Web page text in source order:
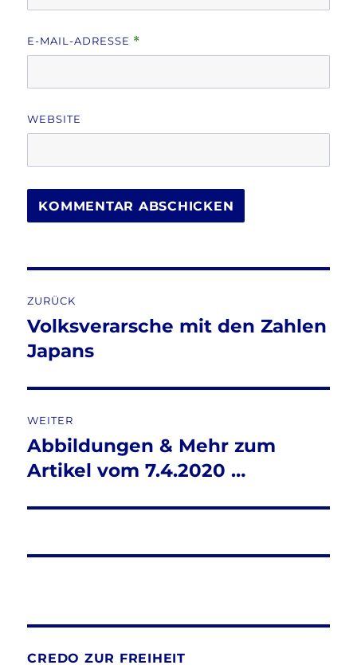
E-MAIL-ADRESSE *
WEBSITE
ZURÜCK
Vorheriger
Beitrag:
Volksverarsche mit den Zahlen
Japans
WEITER
Nächster
Beitrag:
Abbildungen & Mehr zum
Artikel vom 7.4.2020 …
CREDO ZUR FREIHEIT